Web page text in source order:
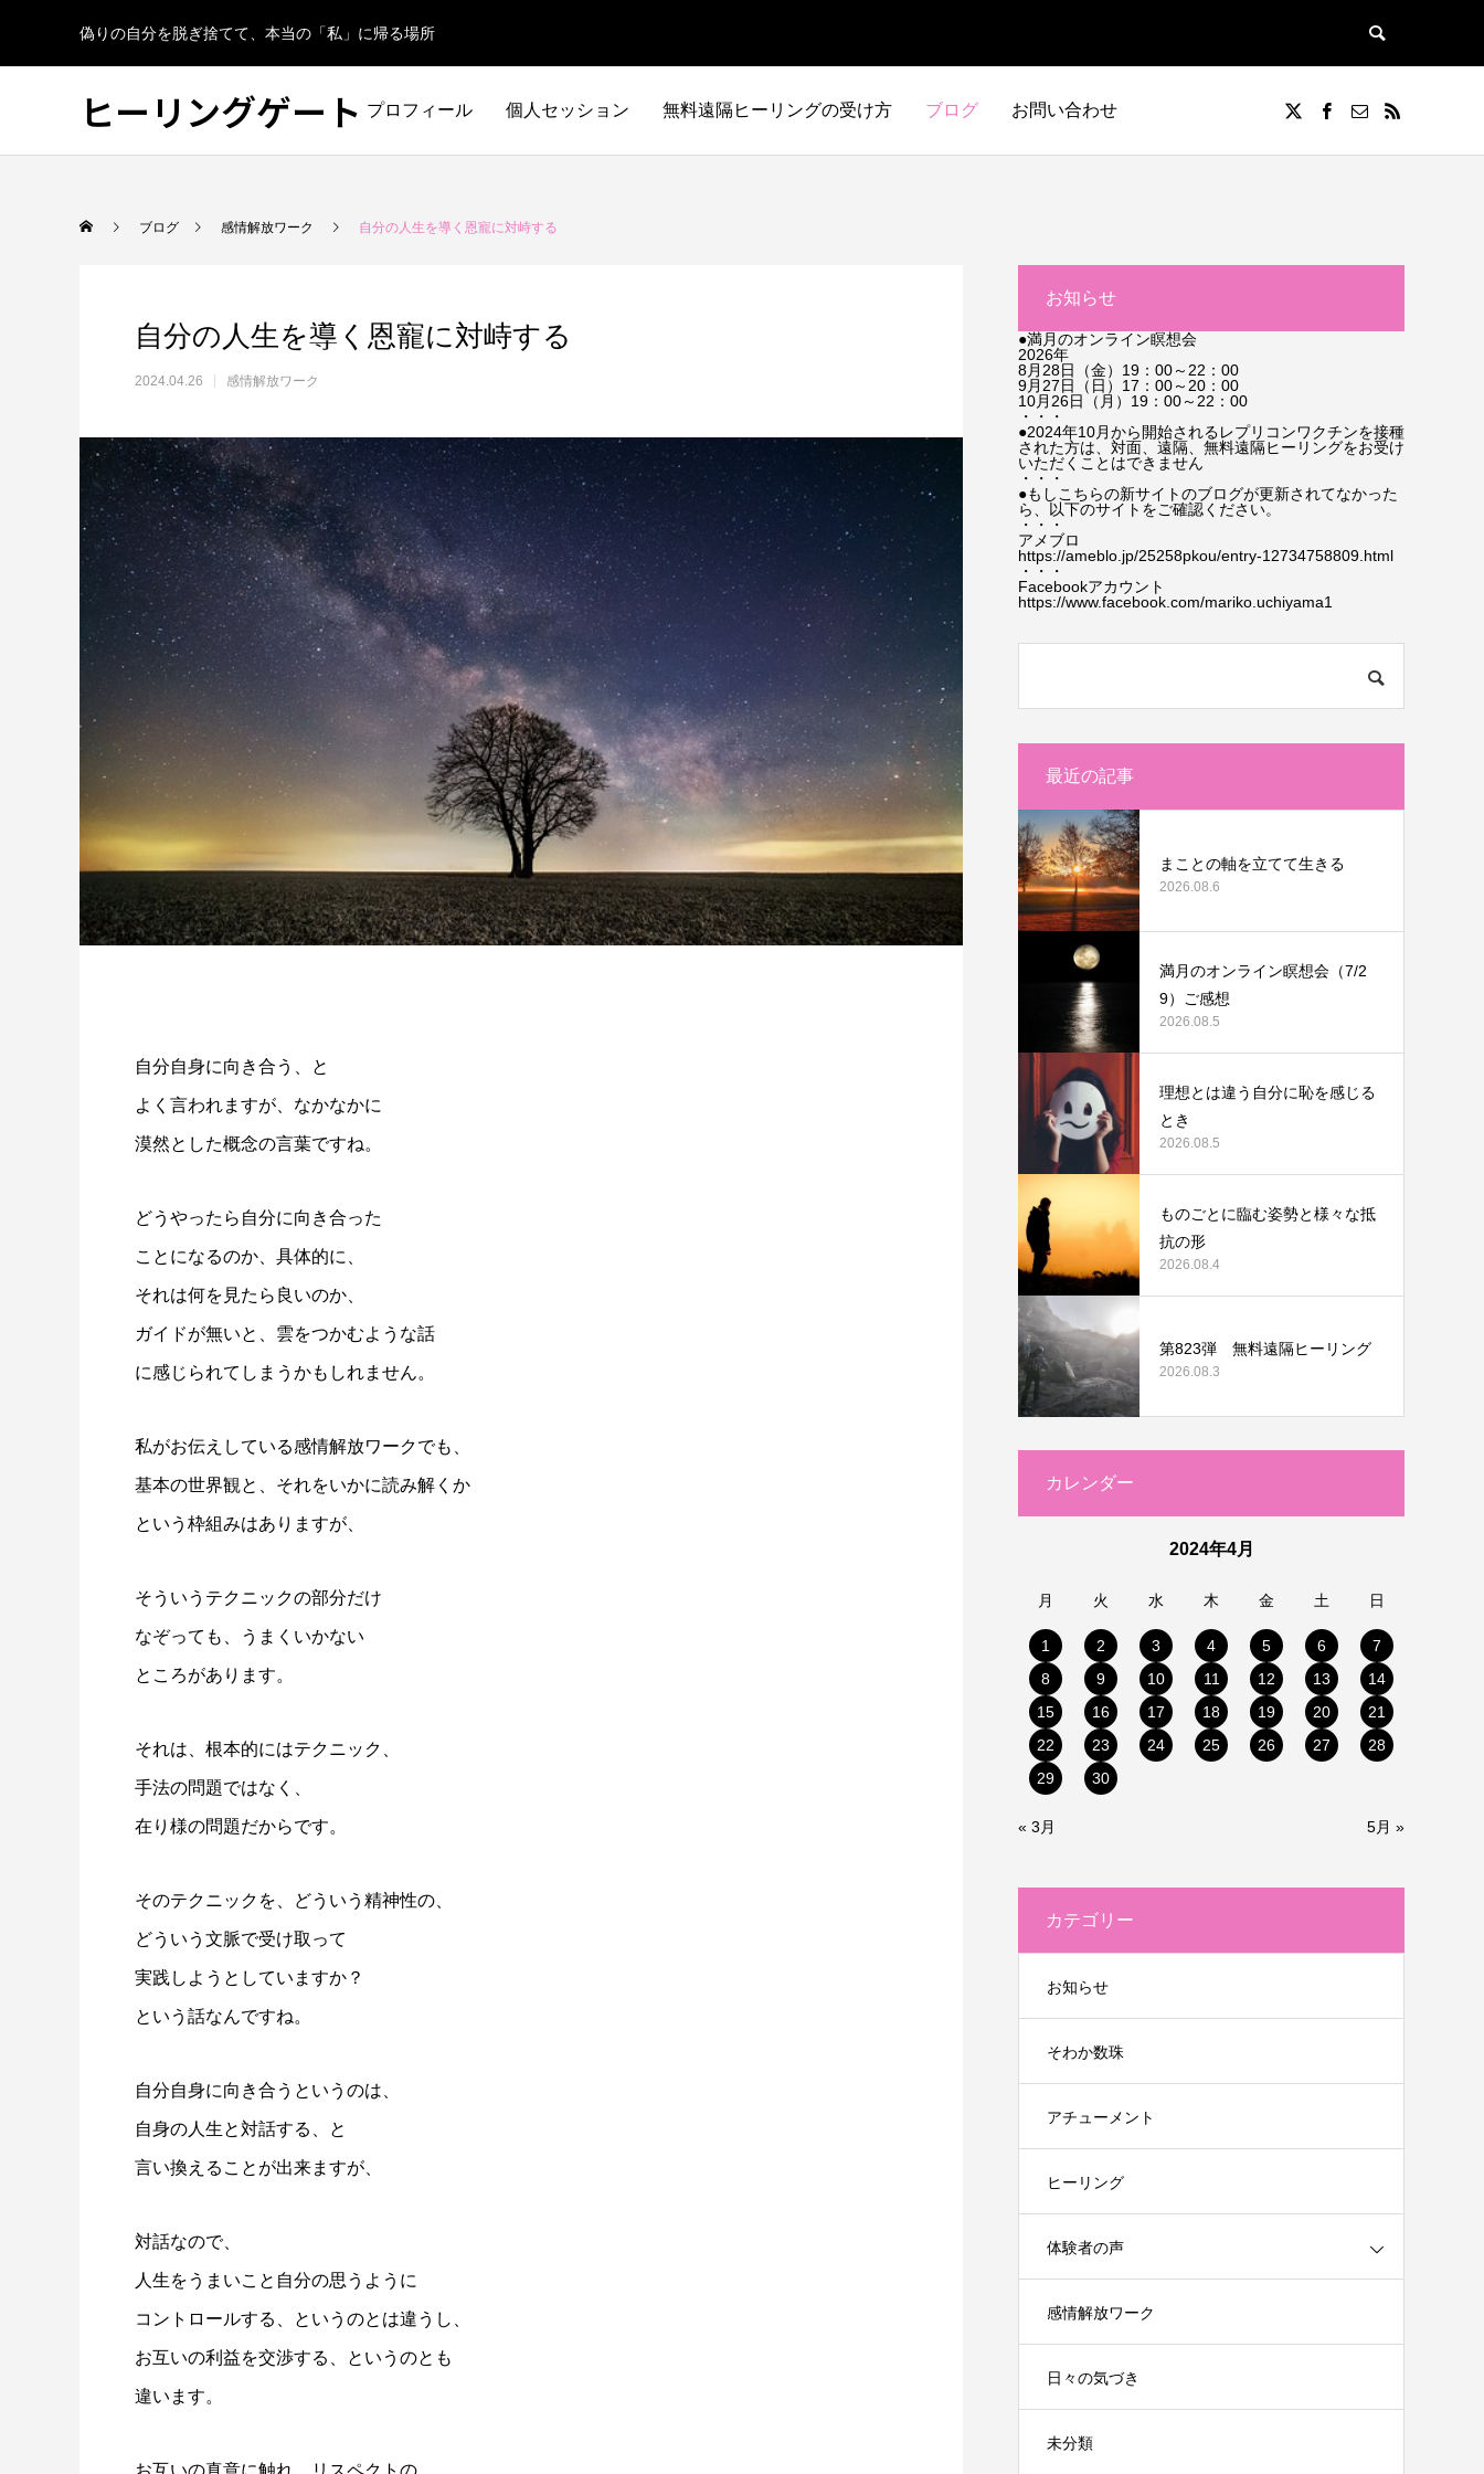
偽りの自分を脱ぎ捨てて、本当の「私」に帰る場所
ヒーリングゲート プロフィール 個人セッション 無料遠隔ヒーリングの受け方 ブログ お問い合わせ
ブログ 感情解放ワーク 自分の人生を導く恩寵に対峙する
自分の人生を導く恩寵に対峙する
2024.04.26 感情解放ワーク
自分自身に向き合う、と
よく言われますが、なかなかに
漠然とした概念の言葉ですね。
どうやったら自分に向き合った
ことになるのか、具体的に、
それは何を見たら良いのか、
ガイドが無いと、雲をつかむような話
に感じられてしまうかもしれません。
私がお伝えしている感情解放ワークでも、
基本の世界観と、それをいかに読み解くか
という枠組みはありますが、
そういうテクニックの部分だけ
なぞっても、うまくいかない
ところがあります。
それは、根本的にはテクニック、
手法の問題ではなく、
在り様の問題だからです。
そのテクニックを、どういう精神性の、
どういう文脈で受け取って
実践しようとしていますか？
という話なんですね。
自分自身に向き合うというのは、
自身の人生と対話する、と
言い換えることが出来ますが、
対話なので、
人生をうまいこと自分の思うように
コントロールする、というのとは違うし、
お互いの利益を交渉する、というのとも
違います。
お互いの真意に触れ、リスペクトの
お知らせ
●満月のオンライン瞑想会
2026年
8月28日（金）19：00～22：00
9月27日（日）17：00～20：00
10月26日（月）19：00～22：00
・・・
●2024年10月から開始されるレプリコンワクチンを接種
された方は、対面、遠隔、無料遠隔ヒーリングをお受け
いただくことはできません
・・・
●もしこちらの新サイトのブログが更新されてなかった
ら、以下のサイトをご確認ください。
・・・
アメブロ
https://ameblo.jp/25258pkou/entry-12734758809.html
・・・
Facebookアカウント
https://www.facebook.com/mariko.uchiyama1
最近の記事
まことの軸を立てて生きる
2026.08.6
満月のオンライン瞑想会（7/2
9）ご感想
2026.08.5
理想とは違う自分に恥を感じる
とき
2026.08.5
ものごとに臨む姿勢と様々な抵
抗の形
2026.08.4
第823弾 無料遠隔ヒーリング
2026.08.3
カレンダー
2024年4月
月 火 水 木 金 土 日
1 2 3 4 5 6
7
8
9 10 11 12 13
14
15
16 17 18 19 20
21
22
23 24 25 26 27
28
29
30
« 3月 5月 »
カテゴリー
お知らせ
そわか数珠
アチューメント
ヒーリング
体験者の声
感情解放ワーク
日々の気づき
未分類